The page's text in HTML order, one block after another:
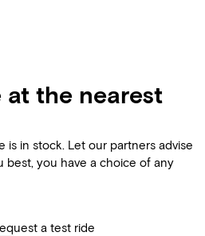
the nearest
is in stock. Let our partners advise
best, you have a choice of any
a test ride